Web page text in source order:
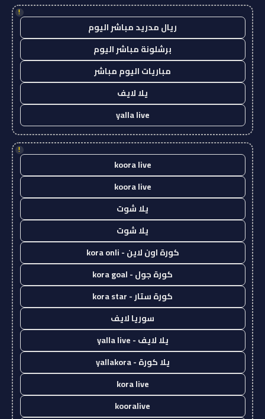
!
ريال مدريد مباشر اليوم
برشلونة مباشر اليوم
مباريات اليوم مباشر
يلا لايف
yalla live
!
koora live
koora live
يلا شوت
يلا شوت
كورة اون لاين - kora onli
كورة جول - kora goal
كورة ستار - kora star
سوريا لايف
يلا لايف - yalla live
يلا كورة - yallakora
kora live
kooralive